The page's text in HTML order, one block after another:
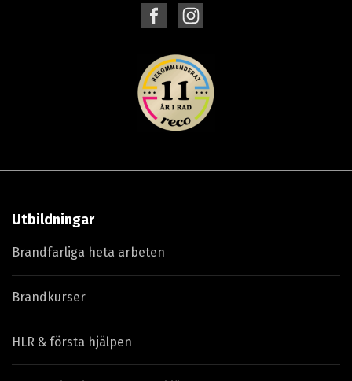
Utbildningar
Brandfarliga heta arbeten
Brandkurser
HLR & första hjälpen